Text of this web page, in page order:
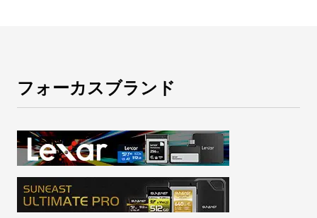
フォーカスブランド